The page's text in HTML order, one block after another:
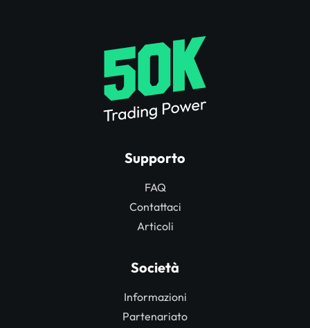
Supporto
FAQ
Contattaci
Articoli
Società
Informazioni
Partenariato